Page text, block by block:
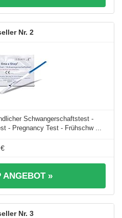
2
Schwangerschaftstest -
- Pregnancy Test - Frühschw ...
ANGEBOT »
3